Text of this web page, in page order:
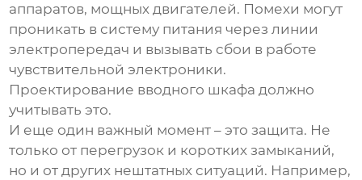
аппаратов, мощных двигателей. Помехи могут
проникать в систему питания через линии
электропередач и вызывать сбои в работе
чувствительной электроники.
Проектирование вводного шкафа должно
учитывать это.
И еще один важный момент – это защита. Не
только от перегрузок и коротких замыканий,
но и от других нештатных ситуаций. Например,